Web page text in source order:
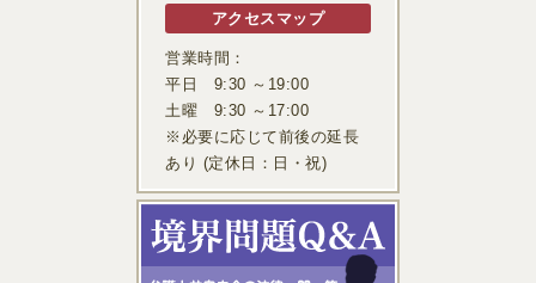
アクセスマップ
営業時間：
平日 9:30 ～19:00
土曜 9:30 ～17:00
※必要に応じて前後の延長
あり (定休日：日・祝)